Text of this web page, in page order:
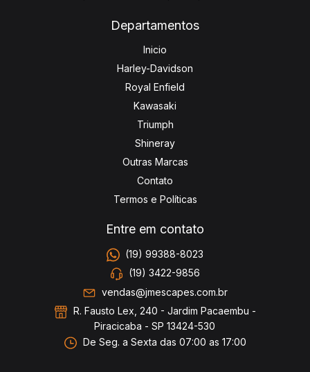
Departamentos
Inicio
Harley-Davidson
Royal Enfield
Kawasaki
Triumph
Shineray
Outras Marcas
Contato
Termos e Políticas
Entre em contato
(19) 99388-8023
(19) 3422-9856
vendas@jmescapes.com.br
R. Fausto Lex, 240 - Jardim Pacaembu -
Piracicaba - SP 13424-530
De Seg. a Sexta das 07:00 as 17:00